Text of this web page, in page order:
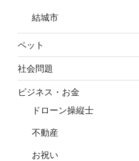
結城市
ペット
社会問題
ビジネス・お金
ドローン操縦士
不動産
お祝い